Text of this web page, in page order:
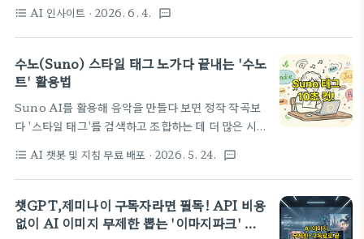
는데, 그다음 장을 그리려고 하니 얼굴이 아예 딴사람
데요. 저 역시 그랬습니다. 정말 정말..
성을 어떻게 학습하느냐에 달려 있습니다. 90일간의
데이터 축적 전략을 통해 흔들리지 않는 채널의 기틀
을 잡는 법을 상세히 공개합니다.초기 조회수의 함정
과 데이터 품질의 진실유튜브를 처음 시작하면 누구나
을 열었을 때, 며칠이 지나도록 한 자리 숫자에 머무는
조회수를 보며 "내가 만든 영상이 그렇게 별로인
가?"라는 생각에 밤잠을 설치기도 했습니다. 하지만
싸움이 아니라, 알고리즘에게 내 채널의 전공 ..
format_list_bulleted AI 인사이트 · 2026. 6. 4. textsms
수노(Suno) 스타일 태그 노가다 끝내는 '수노
트' 활용법
Suno AI를 활용해 음악을 만들다 보면 정작 작곡보
다 '스타일 태그'를 검색하고 조합하는 데 더 많은 시
여주는 무료 도구, '수노트'의 모든 기능과 활용법을
상세히 파헤쳐 봅니다. Suno에서 음악을 만드는 시
간보다 더 오래 걸리는 일이 있습니다. 아마 이 글을
읽는 여러분도 공감하실 거예요. 바로 내 머릿속에 있
format_list_bulleted AI 챗봇 및 지침 무료 배포 · 2026. 5. 24. textsms
챗GPT,제미나이 구독자라면 필독! API 비용
없이 AI 이미지 무제한 뽑는 '이마지파크' 사